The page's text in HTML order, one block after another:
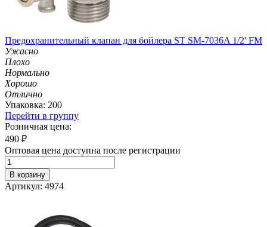
Предохранительный клапан для бойлера ST SM-7036A 1/2' FM
Ужасно
Плохо
Нормально
Хорошо
Отлично
Упаковка: 200
Перейти в группу
Розничная цена:
490 ₽
Оптовая цена доступна после регистрации
В корзину
Артикул: 4974